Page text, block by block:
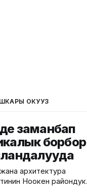
ОКУҢУЗ
заманбап
борбор
архитектура
Ноокен райондук